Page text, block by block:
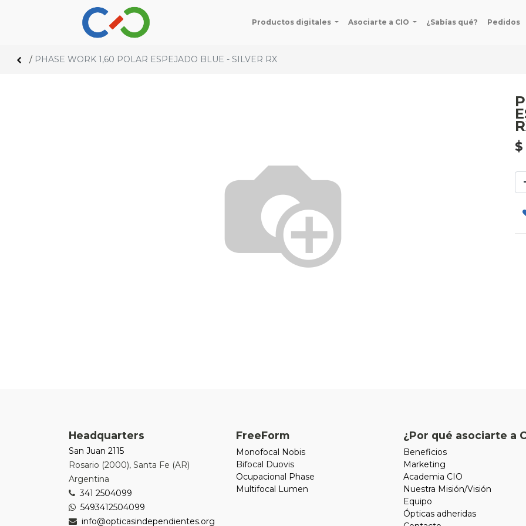
Productos digitales Asociarte a CIO ¿Sabías qué? Pedidos
/ PHASE WORK 1,60 POLAR ESPEJADO BLUE - SILVER RX
$
Headquarters
San Juan 2115
Rosario (2000), Santa Fe (AR)
Argentina
341 2504099
5493412504099
info@opticasindependientes.org
FreeForm
Monofocal Nobis
Bifocal Duovis
Ocupacional Phase
Multifocal Lumen
¿Por qué asociarte a
Beneficios
Marketing
Academia CIO
Nuestra Misión/Visión
Equipo
Ópticas adheridas